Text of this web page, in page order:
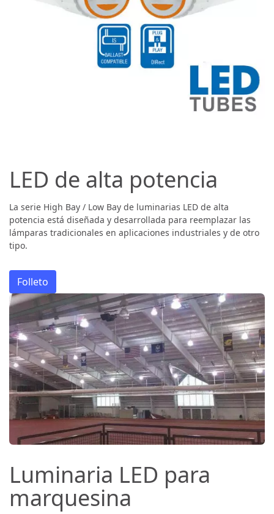
LED de alta potencia
La serie High Bay / Low Bay de luminarias LED de alta
potencia está diseñada y desarrollada para reemplazar las
lámparas tradicionales en aplicaciones industriales y de otro
tipo.
Folleto
Luminaria LED para
marquesina